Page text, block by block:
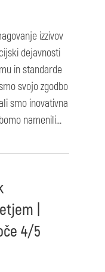
izzivov
dejavnosti
in standarde
svojo zgodbo
smo inovativna
namenili...
|
4/5